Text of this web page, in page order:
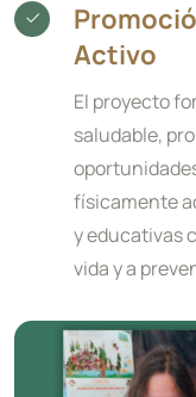
Activo
El proyecto
saludable,
físicamente
y educativas
vida y a